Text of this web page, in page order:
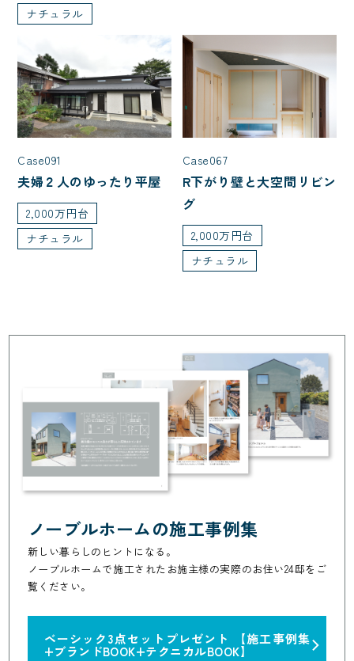
ナチュラル
Case091
夫婦２人のゆったり平屋
2,000万円台
ナチュラル
Case067
R下がり壁と大空間リビン
グ
2,000万円台
ナチュラル
ノーブルホームの施工事例集
新しい暮らしのヒントになる。
ノーブルホームで施工されたお施主様の実際のお住い24邸をご
覧ください。
ベーシック3点セットプレゼント 【施工事例集
+ブランドBOOK+テクニカルBOOK】